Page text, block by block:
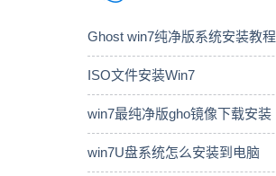
Ghost win7纯净版系统安装教程
ISO文件安装Win7
win7最纯净版gho镜像下载安装
win7U盘系统怎么安装到电脑